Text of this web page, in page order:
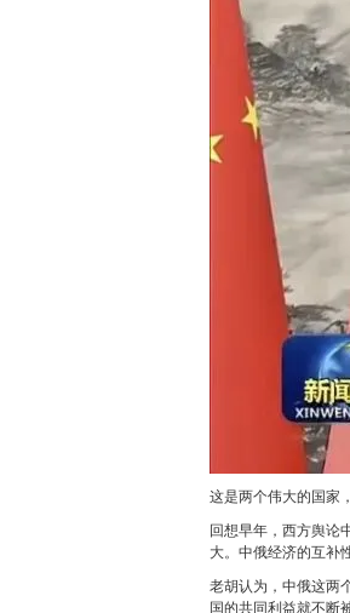
这是两个伟大的国家
回想早年，西方舆论
大。中俄经济的互补
老胡认为，中俄这两
国的共同利益就不断